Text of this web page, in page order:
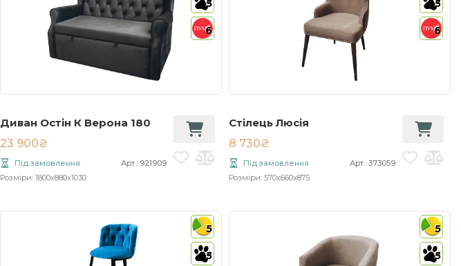
5
6
Диван Остін К Верона 180
23 900₴
Арт.: 921909
Під замовлення
Розміри: 1800x880x1030
5
6
Стілець Люсія
8 730₴
Арт.: 373059
Під замовлення
Розміри: 570x660x875
5
5
5
5